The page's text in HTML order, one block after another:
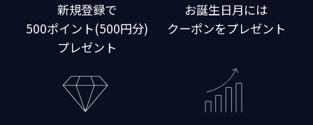
新規登録で
500ポイント(500円分)
プレゼント
お誕生日月には
クーポンをプレゼント